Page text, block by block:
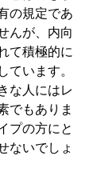
の規定であ
んが、内向
て積極的に
います。
な人にはレ
でもありま
プの方にと
ないでしょ